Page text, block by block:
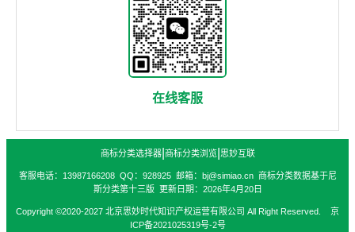
在线客服
商标分类选择器| 商标分类浏览| 思妙互联
客服电话：13987166208 QQ：928925 邮箱：bj@simiao.cn 商标分类数据基于尼
斯分类第十三版 更新日期：2026年4月20日
Copyright ©2020-2027 北京思妙时代知识产权运营有限公司 All Right Reserved. 京
ICP备2021025319号-2号